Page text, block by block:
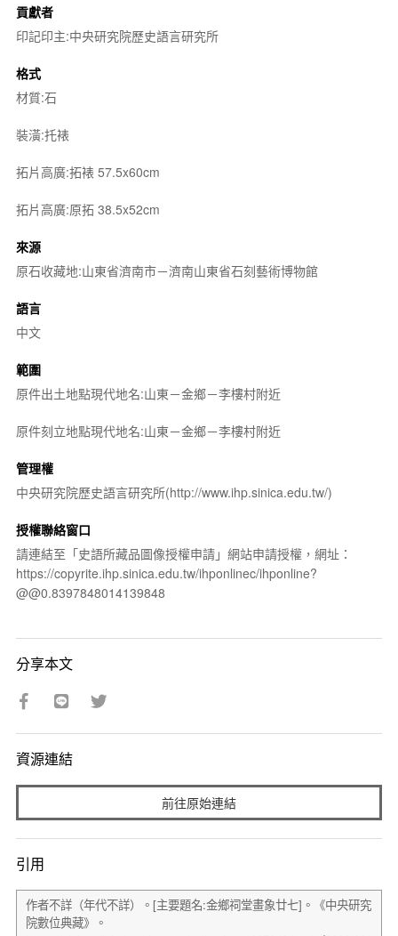
貢獻者
印記印主:中央研究院歷史語言研究所
格式
材質:石
裝潢:托裱
拓片高廣:拓裱 57.5x60cm
拓片高廣:原拓 38.5x52cm
來源
原石收藏地:山東省濟南市－濟南山東省石刻藝術博物館
語言
中文
範圍
原件出土地點現代地名:山東－金鄉－李樓村附近
原件刻立地點現代地名:山東－金鄉－李樓村附近
管理權
中央研究院歷史語言研究所(http://www.ihp.sinica.edu.tw/)
授權聯絡窗口
請連結至「史語所藏品圖像授權申請」網站申請授權，網址：
https://copyrite.ihp.sinica.edu.tw/ihponlinec/ihponline?
@@0.8397848014139848
分享本文
資源連結
前往原始連結
引用